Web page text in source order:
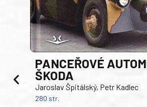
PANCEŘOVÉ
ŠKODA
Jaroslav Špitálský, Petr Kadlec
280 str.